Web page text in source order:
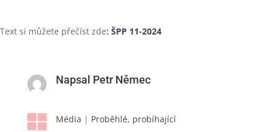
Text si můžete přečíst zde:ŠPP 11-2024
Napsal Petr Němec
 Média | Proběhlé, probíhající